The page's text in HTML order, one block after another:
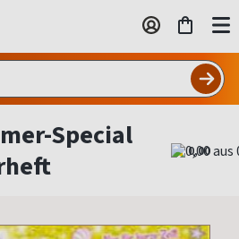
Special
0,00